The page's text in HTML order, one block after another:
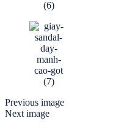
Previous image
Next image